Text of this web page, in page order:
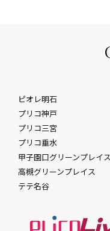
ピオレ明石
プリコ神戸
プリコ三宮
プリコ垂水
甲子園口グリーンプレイス
高槻グリーンプレイス
テテ名谷